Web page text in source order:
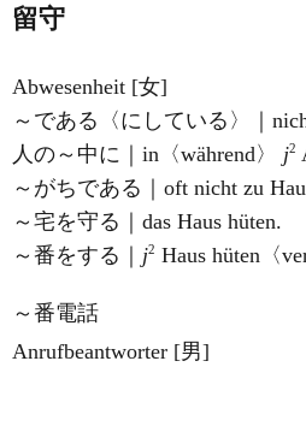
留守
Abwesenheit [女]
～である〈にしている〉｜
人の～中に｜in〈während〉 j2
～がちである｜oft nicht zu
～宅を守る｜das Haus hüten.
～番をする｜ j2 Haus hüten〈
～番電話
Anrufbeantworter [男]